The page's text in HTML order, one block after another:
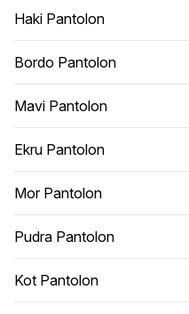
Haki Pantolon
Bordo Pantolon
Mavi Pantolon
Ekru Pantolon
Mor Pantolon
Pudra Pantolon
Kot Pantolon